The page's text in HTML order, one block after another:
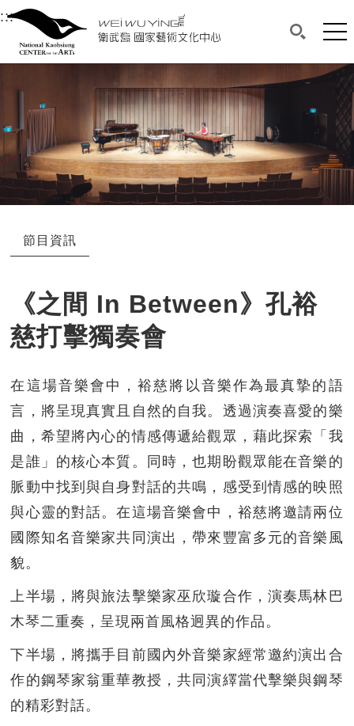
衛武營國家藝術文化中心
中央內容區塊，為本頁主要內容區。
:::選單連結區塊，此區塊列有本網站主要連結。
衛武營國家藝術文化中心
搜尋(開
網
::: 中央內容區塊，為本頁主要內容區。
節目資訊
《之間 In Between》孔裕
慈打擊獨奏會
在這場音樂會中，裕慈將以音樂作為最真摯的語
言，將呈現真實且自然的自我。透過演奏喜愛的樂
曲，希望將內心的情感傳遞給觀眾，藉此探索「我
是誰」的核心本質。同時，也期盼觀眾能在音樂的
脈動中找到與自身對話的共鳴，感受到情感的映照
與心靈的對話。在這場音樂會中，裕慈將邀請兩位
國際知名音樂家共同演出，帶來豐富多元的音樂風
貌。
上半場，將與旅法擊樂家巫欣璇合作，演奏馬林巴
木琴二重奏，呈現兩首風格迥異的作品。
下半場，將攜手目前國內外音樂家經常邀約演出合
作的鋼琴家翁重華教授，共同演繹當代擊樂與鋼琴
的精彩對話。